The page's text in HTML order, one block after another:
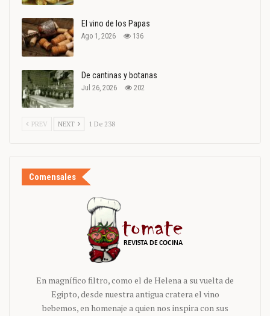
El vino de los Papas
Ago 1, 2026 136
De cantinas y botanas
Jul 26, 2026 202
PREV NEXT 1 De 238
Comensales
En magnífico filtro, como el de Helena a su vuelta de
Egipto, desde nuestra antigua cratera el vino
bebemos, en homenaje a quien nos inspira con sus